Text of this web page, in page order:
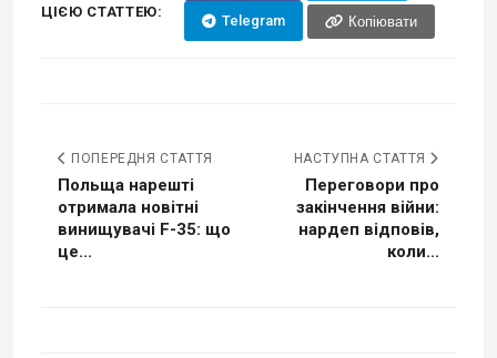
ЦІЄЮ СТАТТЕЮ:
Telegram Копіювати
ПОПЕРЕДНЯ СТАТТЯ
Польща нарешті
отримала новітні
винищувачі F-35: що
це...
НАСТУПНА СТАТТЯ
Переговори про
закінчення війни:
нардеп відповів,
коли...